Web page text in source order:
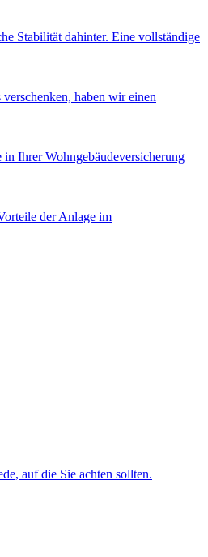
Stabilität dahinter. Eine vollständige
haben wir einen
Ihrer Wohngebäudeversicherung
der Anlage im
auf die Sie achten sollten.